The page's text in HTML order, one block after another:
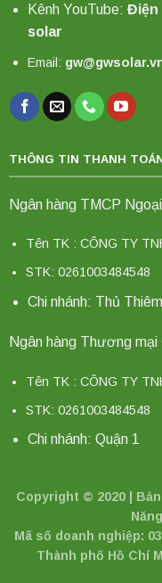
Kênh YouTube: Điện
solar
Email:
THÔNG TIN THANH
Ngân hàng TMCP
Tên TK : CÔNG TY
STK: 0261003484548
Chi nhánh: Thủ Thiêm
Ngân hàng Thương mại
Tên TK : CÔNG TY
STK: 0261003484548
Chi nhánh: Quận 1
Copyright © 2020 |
Mã số doanh nghiệp:
Thành phố Hồ Chí